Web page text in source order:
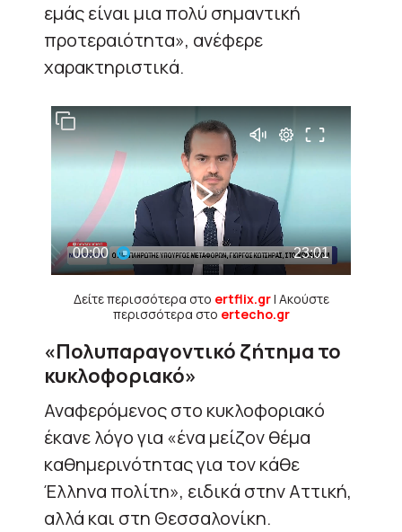
εμάς είναι μια πολύ σημαντική
προτεραιότητα», ανέφερε
χαρακτηριστικά.
Δείτε περισσότερα στο ertflix.gr| Ακούστε
περισσότερα στο ertecho.gr
«Πολυπαραγοντικό ζήτημα το
κυκλοφοριακό»
Αναφερόμενος στο κυκλοφοριακό
έκανε λόγο για «ένα μείζον θέμα
καθημερινότητας για τον κάθε
Έλληνα πολίτη», ειδικά στην Αττική,
αλλά και στη Θεσσαλονίκη.